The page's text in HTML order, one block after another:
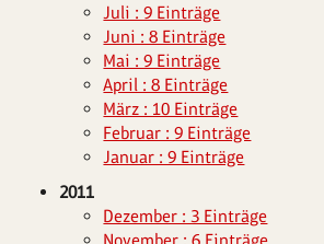
Juli : 9 Einträge
Juni : 8 Einträge
Mai : 9 Einträge
April : 8 Einträge
März : 10 Einträge
Februar : 9 Einträge
Januar : 9 Einträge
2011
Dezember : 3 Einträge